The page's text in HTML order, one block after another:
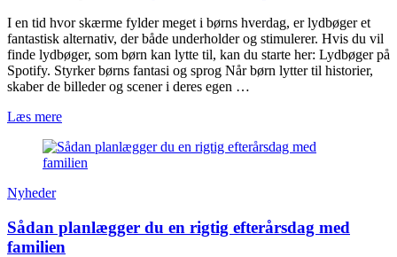
I en tid hvor skærme fylder meget i børns hverdag, er lydbøger et
fantastisk alternativ, der både underholder og stimulerer. Hvis du vil
finde lydbøger, som børn kan lytte til, kan du starte her: Lydbøger på
Spotify. Styrker børns fantasi og sprog Når børn lytter til historier,
skaber de billeder og scener i deres egen …
Læs mere
Nyheder
Sådan planlægger du en rigtig efterårsdag med
familien